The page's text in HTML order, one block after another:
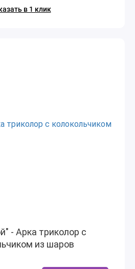
в 1 клик
- Арка триколор с
из шаров